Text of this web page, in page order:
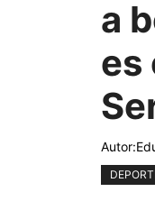
a
es
Autor: